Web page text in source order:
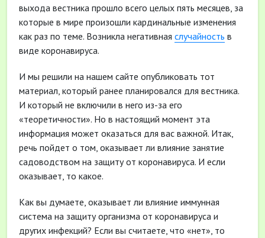
выхода вестника прошло всего целых пять месяцев, за
которые в мире произошли кардинальные изменения
как раз по теме. Возникла негативная случайность в
виде коронавируса.
И мы решили на нашем сайте опубликовать тот
материал, который ранее планировался для вестника.
И который не включили в него из-за его
«теоретичности». Но в настоящий момент эта
информация может оказаться для вас важной. Итак,
речь пойдет о том, оказывает ли влияние занятие
садоводством на защиту от коронавируса. И если
оказывает, то какое.
Как вы думаете, оказывает ли влияние иммунная
система на защиту организма от коронавируса и
других инфекций? Если вы считаете, что «нет», то